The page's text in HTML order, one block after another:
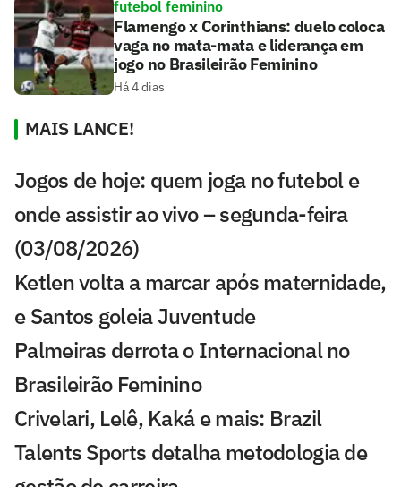
futebol feminino
Flamengo x Corinthians: duelo coloca
vaga no mata-mata e liderança em
jogo no Brasileirão Feminino
Há 4 dias
MAIS LANCE!
Jogos de hoje: quem joga no futebol e
onde assistir ao vivo – segunda-feira
(03/08/2026)
Ketlen volta a marcar após maternidade,
e Santos goleia Juventude
Palmeiras derrota o Internacional no
Brasileirão Feminino
Crivelari, Lelê, Kaká e mais: Brazil
Talents Sports detalha metodologia de